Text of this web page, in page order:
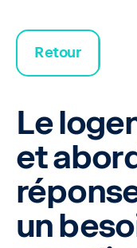
Retour
Le
et
un